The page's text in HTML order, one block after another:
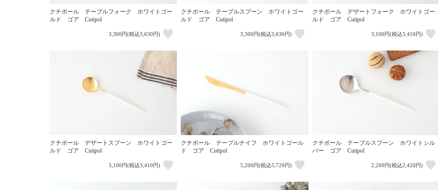
クチポール テーブルフォーク ホワイトゴー
ルド ゴア Cutipol
3,300円(税込3,630円)
クチポール テーブルスプーン ホワイトゴー
ルド ゴア Cutipol
3,300円(税込3,630円)
クチポール デザートフォーク ホワイトゴー
ルド ゴア Cutipol
3,100円(税込3,410円)
クチポール デザートスプーン ホワイトゴー
ルド ゴア Cutipol
3,100円(税込3,410円)
クチポール テーブルナイフ ホワイトゴール
ド ゴア Cutipol
5,200円(税込5,720円)
クチポール テーブルスプーン ホワイトシル
バー ゴア Cutipol
2,200円(税込2,420円)